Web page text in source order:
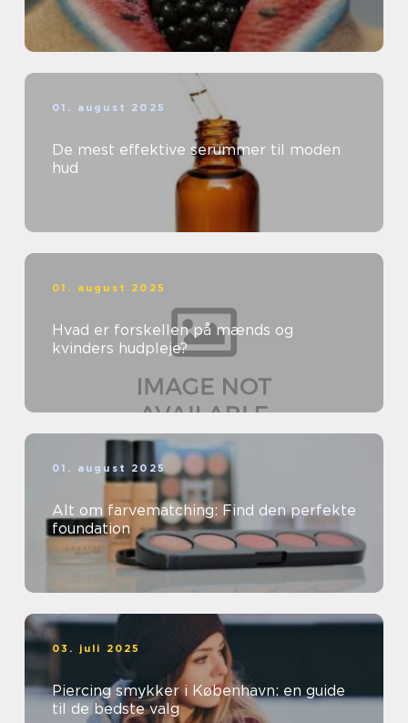
01. august 2025
De mest effektive serummer til moden
hud
01. august 2025
Hvad er forskellen på mænds og
kvinders hudpleje?
01. august 2025
Alt om farvematching: Find den perfekte
foundation
03. juli 2025
Piercing smykker i København: en guide
til de bedste valg